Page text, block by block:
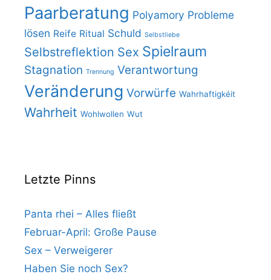
Paarberatung Polyamory Probleme
lösen Reife Ritual Schuld Selbstliebe
Selbstreflektion Sex Spielraum
Stagnation Trennung Verantwortung
Veränderung Vorwürfe Wahrhaftigkéit
Wahrheit Wohlwollen Wut
Letzte Pinns
Panta rhei – Alles fließt
Februar-April: Große Pause
Sex – Verweigerer
Haben Sie noch Sex?